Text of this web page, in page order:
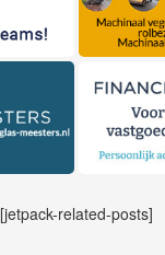
[jetpack-related-posts]